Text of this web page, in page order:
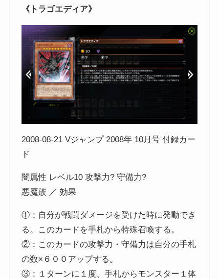
《トラゴエディア》
2008-08-21 Vジャンプ 2008年 10月号 付録カー
ド
闇属性 レベル10 攻撃力? 守備力?
悪魔族 ／ 効果
①：自分が戦闘ダメージを受けた時に発動でき
る。このカードを手札から特殊召喚する。
②：このカードの攻撃力・守備力は自分の手札
の数×６００アップする。
③：１ターンに１度、手札からモンスター１体